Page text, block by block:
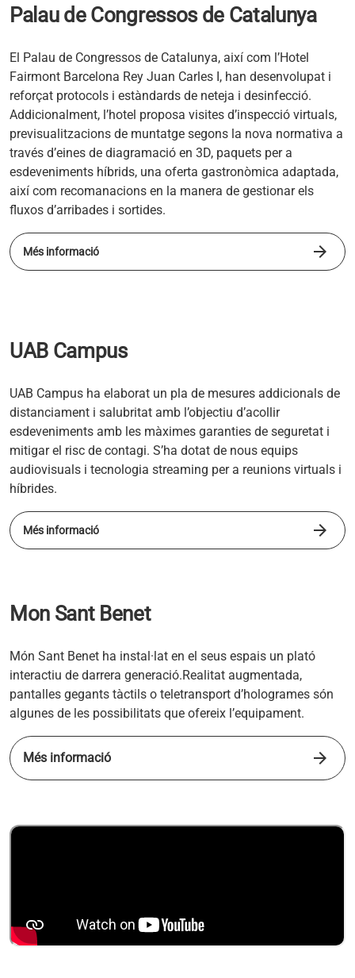
Palau de Congressos de Catalunya
El Palau de Congressos de Catalunya, així com l’Hotel
Fairmont Barcelona Rey Juan Carles I, han desenvolupat i
reforçat protocols i estàndards de neteja i desinfecció.
Addicionalment, l’hotel proposa visites d’inspecció virtuals,
previsualitzacions de muntatge segons la nova normativa a
través d’eines de diagramació en 3D, paquets per a
esdeveniments híbrids, una oferta gastronòmica adaptada,
així com recomanacions en la manera de gestionar els
fluxos d’arribades i sortides.
Més informació arrow_forward
s'obre en una pestanya nova
UAB Campus
UAB Campus ha elaborat un pla de mesures addicionals de
distanciament i salubritat amb l’objectiu d’acollir
esdeveniments amb les màximes garanties de seguretat i
mitigar el risc de contagi. S’ha dotat de nous equips
audiovisuals i tecnologia streaming per a reunions virtuals i
híbrides.
Més informació arrow_forward
s'obre en una pestanya nova
Mon Sant Benet
Món Sant Benet ha instal·lat en el seus espais un plató
interactiu de darrera generació.Realitat augmentada,
pantalles gegants tàctils o teletransport d’hologrames són
algunes de les possibilitats que ofereix l’equipament.
Més informació arrow_forward
s'obre en una pestanya nova